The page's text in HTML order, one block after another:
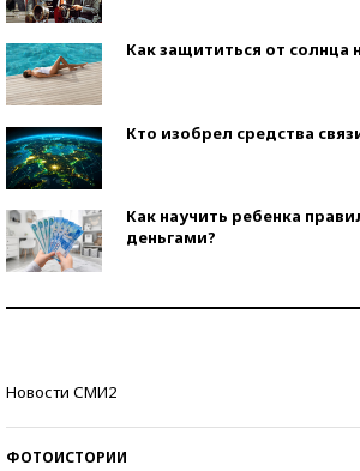
Как защититься от солнца
Кто изобрел средства
Как научить ребенка
деньгами?
Новости СМИ2
ФОТОИСТОРИИ